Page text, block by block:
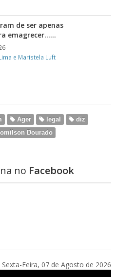
de ser apenas
emagrecer……
e Maristela Luft
Ager legal
diz
Dourado
no Facebook
Sexta-Feira, 07 de Agosto de 2026